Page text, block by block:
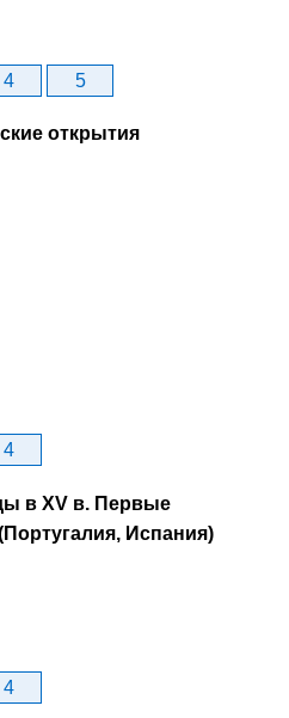
4 5
открытия
4
в XV в. Первые
Испания)
4